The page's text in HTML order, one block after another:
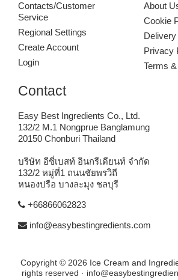
Contacts/Customer
Service
Regional Settings
Create Account
Login
About
Cookie
Privacy
Terms
Contact
Easy Best Ingredients Co., Ltd.
132/2 M.1 Nongprue Banglamung
20150 Chonburi Thailand
บริษัท อีซี่เบสท์ อินกรีเดียนท์ จำกัด
132/2 หมู่ที่1 ถนนชัยพรวิถี
หนองปรือ บางละมุง ชลบุรี
+66866062823
info@easybestingredients.com
Copyright © 2026 Ice Cream and
rights reserved ·